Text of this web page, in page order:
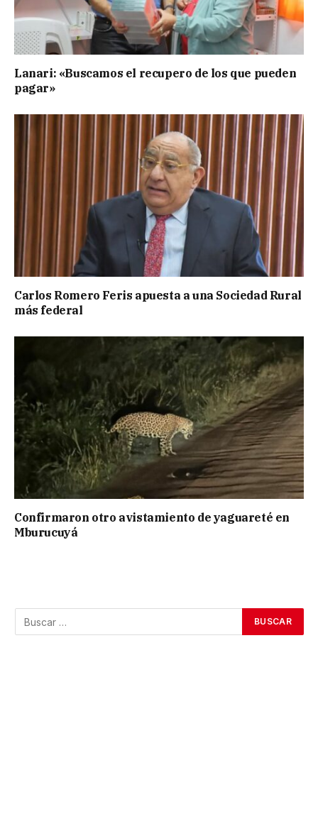
Lanari: «Buscamos el recupero de los que pueden
pagar»
Carlos Romero Feris apuesta a una Sociedad Rural
más federal
Confirmaron otro avistamiento de yaguareté en
Mburucuyá